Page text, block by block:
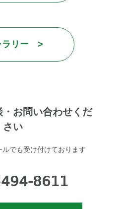
ラリー >
お問い合わせくだ
さい
でも受け付けております
8611